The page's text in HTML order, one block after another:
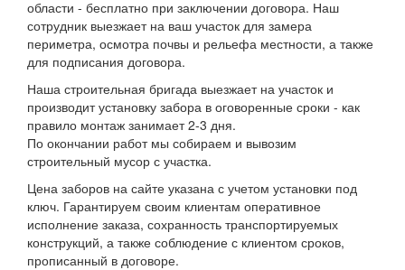
области - бесплатно при заключении договора. Наш
сотрудник выезжает на ваш участок для замера
периметра, осмотра почвы и рельефа местности, а также
для подписания договора.
Наша строительная бригада выезжает на участок и
производит установку забора в оговоренные сроки - как
правило монтаж занимает 2-3 дня.
По окончании работ мы собираем и вывозим
строительный мусор с участка.
Цена заборов на сайте указана с учетом установки под
ключ. Гарантируем своим клиентам оперативное
исполнение заказа, сохранность транспортируемых
конструкций, а также соблюдение с клиентом сроков,
прописанный в договоре.